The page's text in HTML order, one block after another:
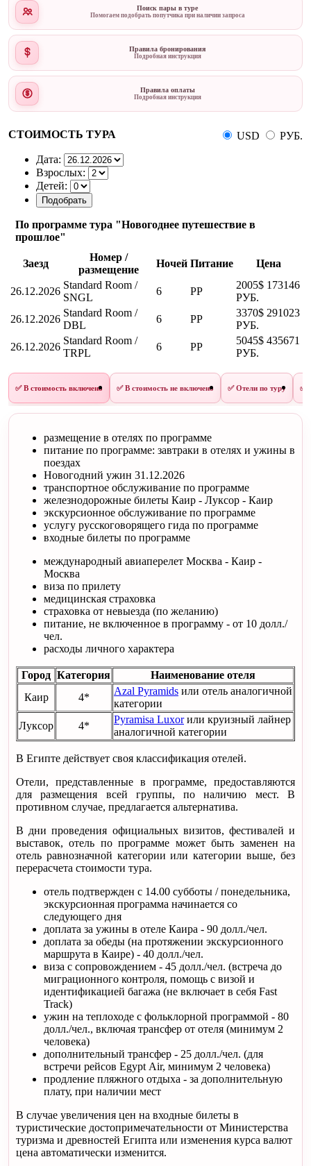
Поиск пары в туре
Помогаем подобрать попутчика при наличии запроса
Правила бронирования
Подробная инструкция
Правила оплаты
Подробная инструкция
СТОИМОСТЬ ТУРА USD
РУБ.
Дата:
Взрослых:
Детей:
По программе тура "Новогоднее путешествие в
прошлое"
Заезд
Номер /
размещение
Ночей Питание Цена
26.12.2026
Standard Room /
SNGL
6 PP
2005$ 173146
РУБ.
26.12.2026
Standard Room /
DBL
6 PP
3370$ 291023
РУБ.
26.12.2026
Standard Room /
TRPL
6 PP
5045$ 435671
РУБ.
✅ В стоимость включено ✅ В стоимость не включено ✅ Отели по туру ✅
размещение в отелях по программе
питание по программе: завтраки в отелях и ужины в
поездах
Новогодний ужин 31.12.2026
транспортное обслуживание по программе
железнодорожные билеты Каир - Луксор - Каир
экскурсионное обслуживание по программе
услугу русскоговорящего гида по программе
входные билеты по программе
международный авиаперелет Москва - Каир -
Москва
виза по прилету
медицинская страховка
страховка от невыезда (по желанию)
питание, не включенное в программу - от 10 долл./
чел.
расходы личного характера
Город Категория
Наименование отеля
Каир
4*
Azal Pyramids или отель аналогичной
категории
Луксор
4*
Pyramisa Luxorили круизный лайнер
аналогичной категории
В Египте действует своя классификация отелей.
Отели, представленные в программе, предоставляются
для размещения всей группы, по наличию мест. В
противном случае, предлагается альтернатива.
В дни проведения официальных визитов, фестивалей и
выставок, отель по программе может быть заменен на
отель равнозначной категории или категории выше, без
перерасчета стоимости тура.
отель подтвержден с 14.00 субботы / понедельника,
экскурсионная программа начинается со
следующего дня
доплата за ужины в отеле Каира - 90 долл./чел.
доплата за обеды (на протяжении экскурсионного
маршрута в Каире) - 40 долл./чел.
виза с сопровождением - 45 долл./чел. (встреча до
миграционного контроля, помощь с визой и
идентификацией багажа (не включает в себя Fast
Track)
ужин на теплоходе с фольклорной программой - 80
долл./чел., включая трансфер от отеля (минимум 2
человека)
дополнительный трансфер - 25 долл./чел. (для
встречи рейсов Egypt Air, минимум 2 человека)
продление пляжного отдыха - за дополнительную
плату, при наличии мест
В случае увеличения цен на входные билеты в
туристические достопримечательности от Министерства
туризма и древностей Египта или изменения курса валют
цена автоматически изменится.